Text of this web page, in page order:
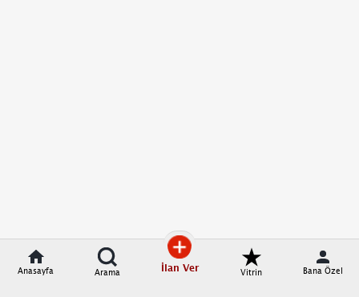
Anasayfa Arama İlan Ver Vitrin Bana Özel